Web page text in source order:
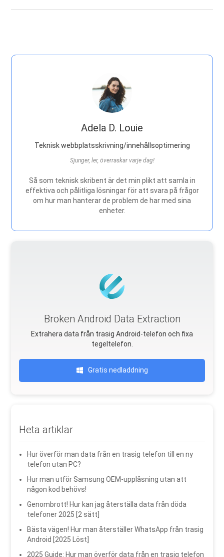
Adela D. Louie
Teknisk webbplatsskrivning/innehållsoptimering
Sjunger, ler, överraskar varje dag!
Så som teknisk skribent är det min plikt att samla in
effektiva och pålitliga lösningar för att svara på frågor
om hur man hanterar de problem de har med sina
enheter.
Broken Android Data Extraction
Extrahera data från trasig Android-telefon och fixa
tegeltelefon.
Gratis nedladdning
Heta artiklar
Hur överför man data från en trasig telefon till en ny
telefon utan PC?
Hur man utför Samsung OEM-upplåsning utan att
någon kod behövs!
Genombrott! Hur kan jag återställa data från döda
telefoner 2025 [2 sätt]
Bästa vägen! Hur man återställer WhatsApp från trasig
Android [2025 Löst]
2025 Guide: Hur man överför data från en trasig telefon